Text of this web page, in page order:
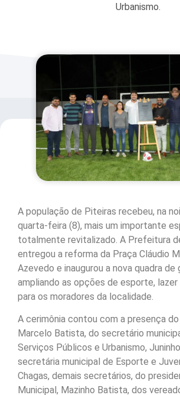
Urbanismo.
A população de Piteiras recebeu, na
quarta-feira (8), mais um importante
totalmente revitalizado. A Prefeitura
entregou a reforma da Praça Cláudio
Azevedo e inaugurou a nova quadra de
ampliando as opções de esporte,
para os moradores da localidade.
A cerimônia contou com a presença
Marcelo Batista, do secretário
Serviços Públicos e Urbanismo,
secretária municipal de Esporte e
Chagas, demais secretários, do
Municipal, Mazinho Batista, dos